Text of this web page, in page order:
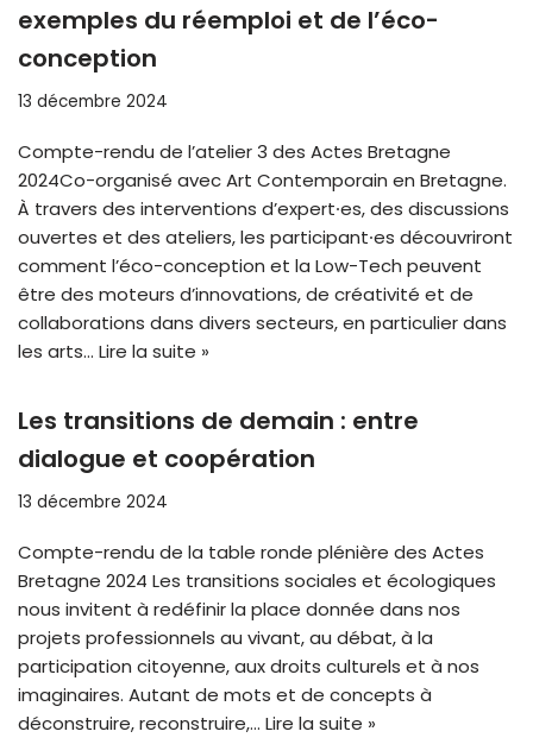
exemples du réemploi et de l’éco-
conception
13 décembre 2024
Compte-rendu de l’atelier 3 des Actes Bretagne
2024Co-organisé avec Art Contemporain en Bretagne.
À travers des interventions d’expert⸱es, des discussions
ouvertes et des ateliers, les participant⸱es découvriront
comment l’éco-conception et la Low-Tech peuvent
être des moteurs d’innovations, de créativité et de
collaborations dans divers secteurs, en particulier dans
les arts… Lire la suite »
Les transitions de demain : entre
dialogue et coopération
13 décembre 2024
Compte-rendu de la table ronde plénière des Actes
Bretagne 2024 Les transitions sociales et écologiques
nous invitent à redéfinir la place donnée dans nos
projets professionnels au vivant, au débat, à la
participation citoyenne, aux droits culturels et à nos
imaginaires. Autant de mots et de concepts à
déconstruire, reconstruire,… Lire la suite »